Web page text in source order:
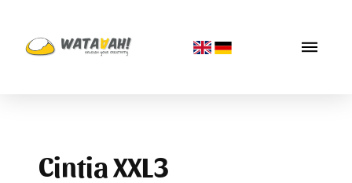
Cintia XXL3